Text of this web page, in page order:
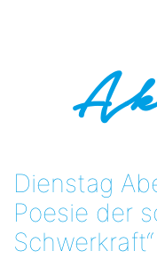
Dienstag
Poesie der
Schwerkraft“